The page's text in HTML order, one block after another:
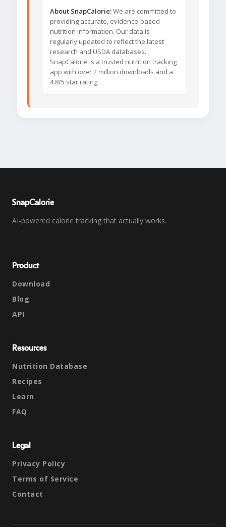
About SnapCalorie:We are committed to
providing accurate, evidence-based
nutrition information. Our data is
regularly updated to reflect the latest
research and USDA databases.
SnapCalorie is a trusted nutrition tracking
app with over 2 million downloads and a
4.8/5 star rating.
SnapCalorie
AI-powered calorie tracking that actually works.
Product
Download
Blog
API
Resources
Nutrition Database
Recipes
Learn
FAQ
Legal
Privacy Policy
Terms of Service
Contact